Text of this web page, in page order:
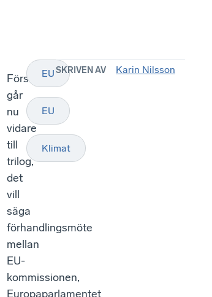
Förslaget
går
nu
vidare
till
trilog,
det
vill
säga
förhandlingsmöte
mellan
EU-
kommissionen,
Europaparlamentet
EU
EU
Klimat
SKRIVEN AV Karin Nilsson